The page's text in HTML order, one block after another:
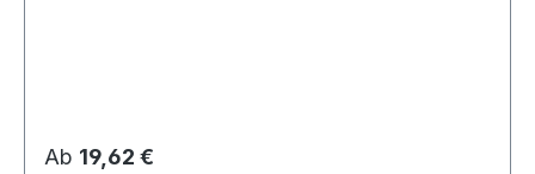
Regulärer Preis:
Ab 19,62 €